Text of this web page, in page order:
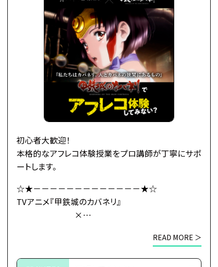
通称・駿城（はやじろ）の一つ、
甲鉄城（こうてつじょう）に乗り込んだ生駒たちは、
熾烈な戦いを潜り抜け、カバネと人の新たな攻防戦
日本海に面する廃坑駅「海門（うなと）」に辿りつい
生駒たちは、同じくカバネから「海門」を奪取せんとす
玄路、虎落、海門の民と「連合軍」を結成し、
カバネ撃退の策を立てるのだが、
「海門」の地にはある“秘密”が
隠されていたのだった――。
そのため、ご予約状況により、
初心者大歓迎！
本格的なアフレコ体験授業をプロ講師が丁寧にサポ
ートします。
☆★－－－－－－－－－－－－－★☆
TVアニメ『甲鉄城のカバネリ』
×
☆★－－－－－－－－－－－－－★☆READ MORE ＞